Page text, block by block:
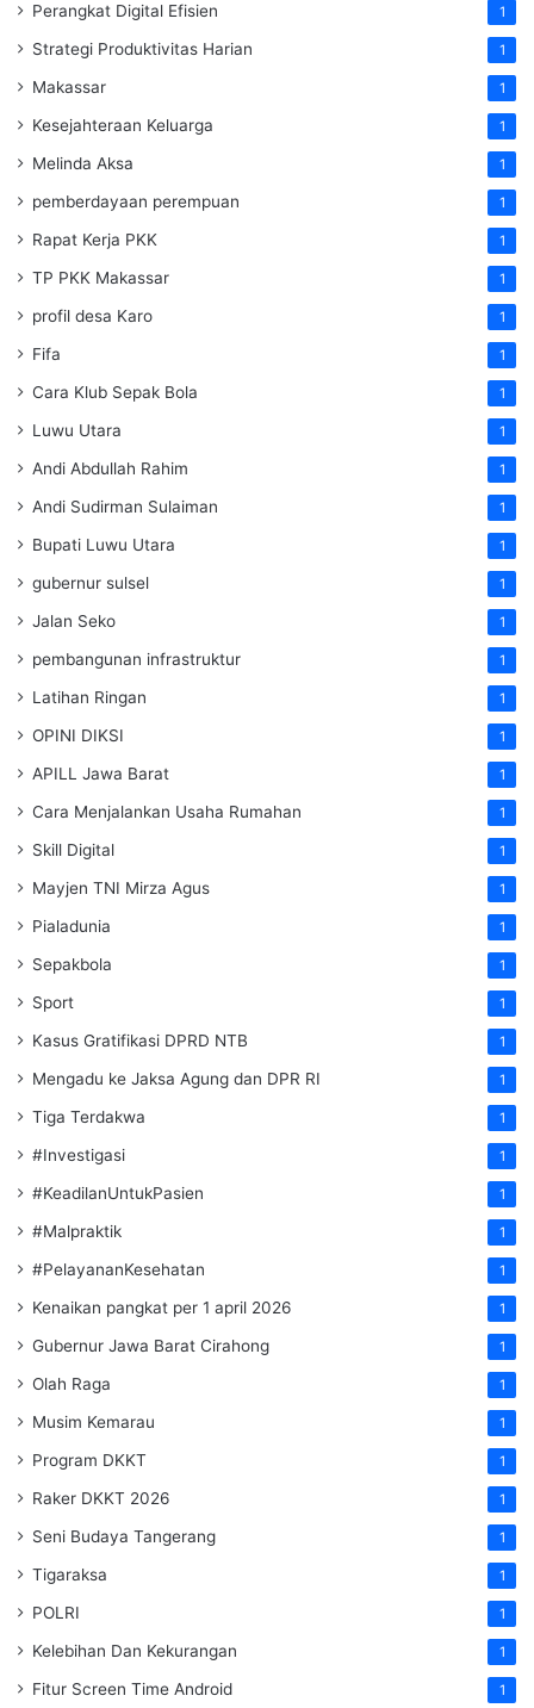
Perangkat Digital Efisien 1
Strategi Produktivitas Harian 1
Makassar 1
Kesejahteraan Keluarga 1
Melinda Aksa 1
pemberdayaan perempuan 1
Rapat Kerja PKK 1
TP PKK Makassar 1
profil desa Karo 1
Fifa 1
Cara Klub Sepak Bola 1
Luwu Utara 1
Andi Abdullah Rahim 1
Andi Sudirman Sulaiman 1
Bupati Luwu Utara 1
gubernur sulsel 1
Jalan Seko 1
pembangunan infrastruktur 1
Latihan Ringan 1
OPINI DIKSI 1
APILL Jawa Barat 1
Cara Menjalankan Usaha Rumahan 1
Skill Digital 1
Mayjen TNI Mirza Agus 1
Pialadunia 1
Sepakbola 1
Sport 1
Kasus Gratifikasi DPRD NTB 1
Mengadu ke Jaksa Agung dan DPR RI 1
Tiga Terdakwa 1
#Investigasi 1
#KeadilanUntukPasien 1
#Malpraktik 1
#PelayananKesehatan 1
Kenaikan pangkat per 1 april 2026 1
Gubernur Jawa Barat Cirahong 1
Olah Raga 1
Musim Kemarau 1
Program DKKT 1
Raker DKKT 2026 1
Seni Budaya Tangerang 1
Tigaraksa 1
POLRI 1
Kelebihan Dan Kekurangan 1
Fitur Screen Time Android 1